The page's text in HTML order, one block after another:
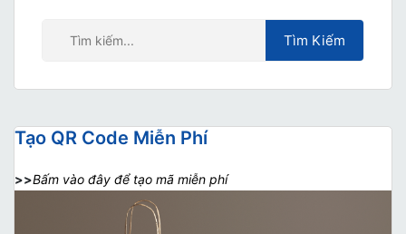
Tạo QR Code Miễn Phí
>>Bấm vào đây để tạo mã miễn phí